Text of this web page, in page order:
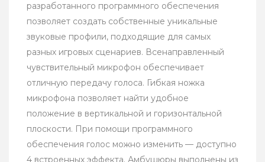
разработанного программного обеспечения
позволяет создать собственные уникальные
звуковые профили, подходящие для самых
разных игровых сценариев. Всенаправленный
чувствительный микрофон обеспечивает
отличную передачу голоса. Гибкая ножка
микрофона позволяет найти удобное
положение в вертикальной и горизонтальной
плоскости. При помощи программного
обеспечения голос можно изменить — доступно